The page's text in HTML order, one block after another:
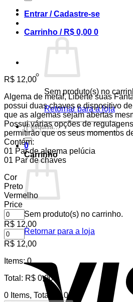
Entrar / Cadastre-se
Carrinho / R$ 0,00 0
Sem produto(s) no
Retornar para a loja
Pesquisar
por:
0
Carrinho
Sem produto(s) no carrinho.
Retornar para a loja
R$ 12,00
Algema de metal, Liberte suas
possui duas chaves e dispositivo
que as algemas sejam abertas
Possui várias opções de
permitirão que os seus momentos
Contém:
01 Par de algema pelúcia
01 Par de chaves
Cor
Preto
Vermelho
Price
R$ 12,00
R$ 12,00
Items:0
Total : R$ 0,00
0 Items, Total $0.00